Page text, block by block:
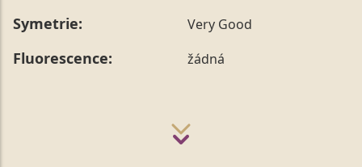
Symetrie: Very Good
Fluorescence: žádná